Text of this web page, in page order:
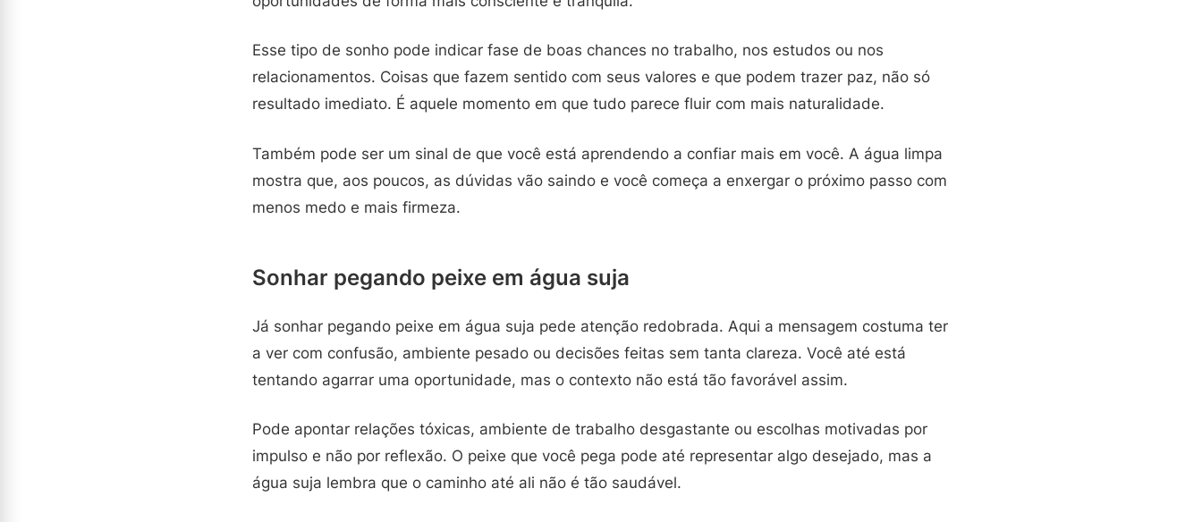
Esse tipo de sonho pode indicar fase de boas chances no trabalho, nos estudos ou nos
relacionamentos. Coisas que fazem sentido com seus valores e que podem trazer paz, não só
resultado imediato. É aquele momento em que tudo parece fluir com mais naturalidade.
Também pode ser um sinal de que você está aprendendo a confiar mais em você. A água limpa
mostra que, aos poucos, as dúvidas vão saindo e você começa a enxergar o próximo passo com
menos medo e mais firmeza.
Sonhar pegando peixe em água suja
Já sonhar pegando peixe em água suja pede atenção redobrada. Aqui a mensagem costuma ter
a ver com confusão, ambiente pesado ou decisões feitas sem tanta clareza. Você até está
tentando agarrar uma oportunidade, mas o contexto não está tão favorável assim.
Pode apontar relações tóxicas, ambiente de trabalho desgastante ou escolhas motivadas por
impulso e não por reflexão. O peixe que você pega pode até representar algo desejado, mas a
água suja lembra que o caminho até ali não é tão saudável.